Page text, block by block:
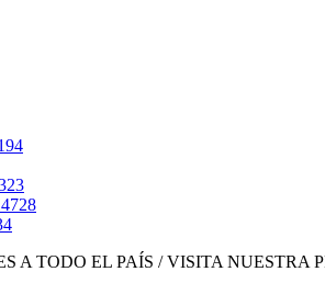
A TODO EL PAÍS / VISITA NUESTRA